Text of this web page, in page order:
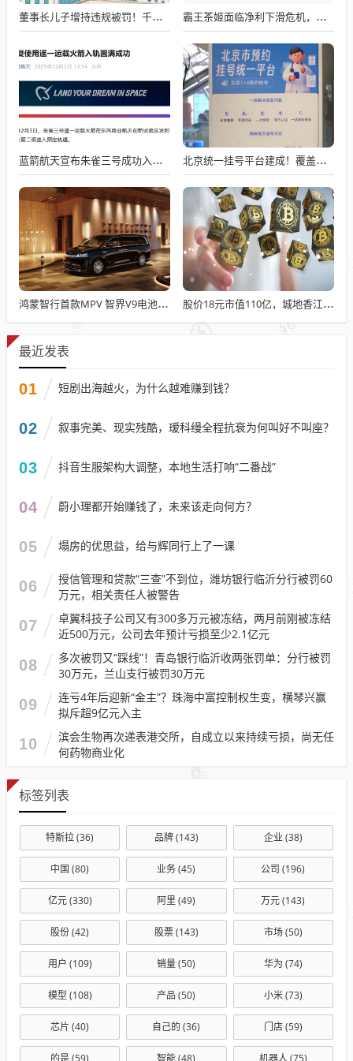
董事长儿子增持违规被罚！千红制药市值128亿，半年净赚2.58亿却踩雷信托5年 霸王茶姬面临净利下滑危机，急需策略调整与谋变
蓝箭航天宣布朱雀三号成功入轨，技术突破五大项，深入排查回收失败原因 北京统一挂号平台建成！覆盖近300家二三甲医院号源
鸿蒙智行首款MPV 智界V9电池信息曝光：WLTC最远续航223km 股价18元市值110亿，城地香江却被查出连续7季财报失真
最近发表
01 短剧出海越火，为什么越难赚到钱？
02 叙事完美、现实残酷，瑷科缦全程抗衰为何叫好不叫座？
03 抖音生服架构大调整，本地生活打响“二番战”
04 蔚小理都开始赚钱了，未来该走向何方？
05 塌房的优思益，给与辉同行上了一课
06
授信管理和贷款“三查”不到位，潍坊银行临沂分行被罚60
万元，相关责任人被警告
07
卓翼科技子公司又有300多万元被冻结，两月前刚被冻结
近500万元，公司去年预计亏损至少2.1亿元
08
多次被罚又“踩线”！青岛银行临沂收两张罚单：分行被罚
30万元，兰山支行被罚30万元
09
连亏4年后迎新“金主”？珠海中富控制权生变，横琴兴赢
拟斥超9亿元入主
10
滨会生物再次递表港交所，自成立以来持续亏损，尚无任
何药物商业化
标签列表
特斯拉(36) 品牌(143) 企业(38)
中国 (80) 业务(45) 公司 (196)
亿元(330) 阿里 (49) 万元(143)
股份(42) 股票(143) 市场(50)
用户 (109) 销量(50) 华为 (74)
模型 (108) 产品 (50) 小米(73)
芯片 (40) 自己的 (36) 门店(59)
的是(59) 智能(48) 机器人 (75)